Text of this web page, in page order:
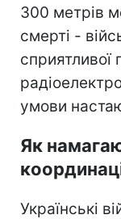
300 метрів
смерті -
сприятливої
умови
Як
Українські